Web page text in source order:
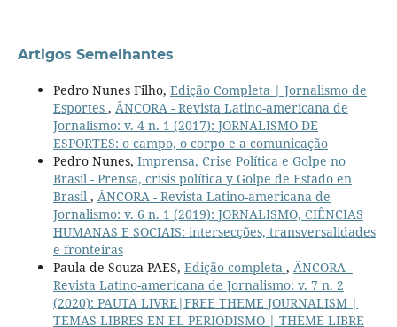
Artigos Semelhantes
Pedro Nunes Filho, Edição Completa | Jornalismo de
Esportes , ÂNCORA - Revista Latino-americana de
Jornalismo: v. 4 n. 1 (2017): JORNALISMO DE
ESPORTES: o campo, o corpo e a comunicação
Pedro Nunes, Imprensa, Crise Política e Golpe no
Brasil - Prensa, crisis política y Golpe de Estado en
Brasil , ÂNCORA - Revista Latino-americana de
Jornalismo: v. 6 n. 1 (2019): JORNALISMO, CIÊNCIAS
HUMANAS E SOCIAIS: intersecções, transversalidades
e fronteiras
Paula de Souza PAES, Edição completa , ÂNCORA -
Revista Latino-americana de Jornalismo: v. 7 n. 2
(2020): PAUTA LIVRE|FREE THEME JOURNALISM |
TEMAS LIBRES EN EL PERIODISMO | THÈME LIBRE